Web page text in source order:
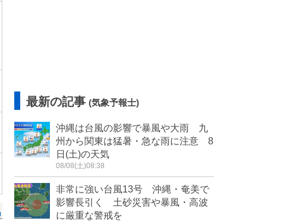
最新の記事 (気象予報士)
沖縄は台風の影響で暴風や大雨 九
州から関東は猛暑・急な雨に注意 8
日(土)の天気
08/08(土)08:38
非常に強い台風13号 沖縄・奄美で
影響長引く 土砂災害や暴風・高波
に厳重な警戒を